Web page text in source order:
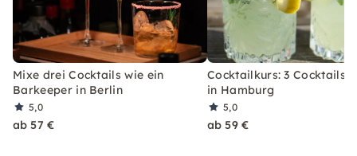
Mixe drei Cocktails wie ein
Barkeeper in Berlin
5,0
ab 57 €
Cocktailkurs: 3 Cocktails
in Hamburg
5,0
ab 59 €